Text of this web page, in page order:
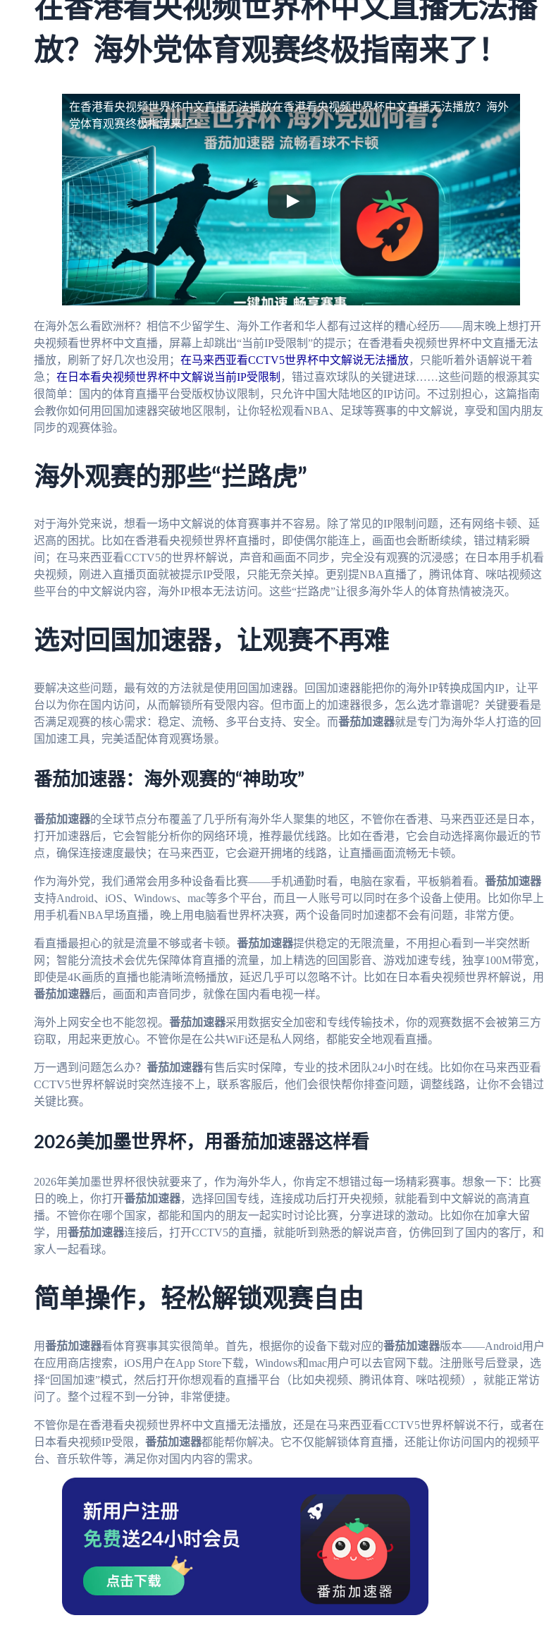
在香港看央视频世界杯中文直播无法播
放？海外党体育观赛终极指南来了！
在香港看央视频世界杯中文直播无法播放在香港看央视频世界杯中文直播无法播放？海外
党体育观赛终极指南来了！
在海外怎么看欧洲杯？相信不少留学生、海外工作者和华人都有过这样的糟心经历——周末晚上想打开
央视频看世界杯中文直播，屏幕上却跳出“当前IP受限制”的提示；在香港看央视频世界杯中文直播无法
播放，刷新了好几次也没用； 在马来西亚看CCTV5世界杯中文解说无法播放，只能听着外语解说干着
急； 在日本看央视频世界杯中文解说当前IP受限制 ，错过喜欢球队的关键进球……这些问题的根源其实
很简单：国内的体育直播平台受版权协议限制，只允许中国大陆地区的IP访问。不过别担心，这篇指南
会教你如何用回国加速器突破地区限制，让你轻松观看NBA、足球等赛事的中文解说，享受和国内朋友
同步的观赛体验。
海外观赛的那些“拦路虎”
对于海外党来说，想看一场中文解说的体育赛事并不容易。除了常见的IP限制问题，还有网络卡顿、延
迟高的困扰。比如在香港看央视频世界杯直播时，即使偶尔能连上，画面也会断断续续，错过精彩瞬
间；在马来西亚看CCTV5的世界杯解说，声音和画面不同步，完全没有观赛的沉浸感；在日本用手机看
央视频，刚进入直播页面就被提示IP受限，只能无奈关掉。更别提NBA直播了，腾讯体育、咪咕视频这
些平台的中文解说内容，海外IP根本无法访问。这些“拦路虎”让很多海外华人的体育热情被浇灭。
选对回国加速器，让观赛不再难
要解决这些问题，最有效的方法就是使用回国加速器。回国加速器能把你的海外IP转换成国内IP，让平
台以为你在国内访问，从而解锁所有受限内容。但市面上的加速器很多，怎么选才靠谱呢？关键要看是
否满足观赛的核心需求：稳定、流畅、多平台支持、安全。而番茄加速器就是专门为海外华人打造的回
国加速工具，完美适配体育观赛场景。
番茄加速器：海外观赛的“神助攻”
番茄加速器的全球节点分布覆盖了几乎所有海外华人聚集的地区，不管你在香港、马来西亚还是日本，
打开加速器后，它会智能分析你的网络环境，推荐最优线路。比如在香港，它会自动选择离你最近的节
点，确保连接速度最快；在马来西亚，它会避开拥堵的线路，让直播画面流畅无卡顿。
作为海外党，我们通常会用多种设备看比赛——手机通勤时看，电脑在家看，平板躺着看。 番茄加速器
支持Android、iOS、Windows、mac等多个平台，而且一人账号可以同时在多个设备上使用。比如你早上
用手机看NBA早场直播，晚上用电脑看世界杯决赛，两个设备同时加速都不会有问题，非常方便。
看直播最担心的就是流量不够或者卡顿。 番茄加速器提供稳定的无限流量，不用担心看到一半突然断
网；智能分流技术会优先保障体育直播的流量，加上精选的回国影音、游戏加速专线，独享100M带宽，
即使是4K画质的直播也能清晰流畅播放，延迟几乎可以忽略不计。比如在日本看央视频世界杯解说，用
番茄加速器后，画面和声音同步，就像在国内看电视一样。
海外上网安全也不能忽视。 番茄加速器采用数据安全加密和专线传输技术，你的观赛数据不会被第三方
窃取，用起来更放心。不管你是在公共WiFi还是私人网络，都能安全地观看直播。
万一遇到问题怎么办？ 番茄加速器有售后实时保障，专业的技术团队24小时在线。比如你在马来西亚看
CCTV5世界杯解说时突然连接不上，联系客服后，他们会很快帮你排查问题，调整线路，让你不会错过
关键比赛。
2026美加墨世界杯，用番茄加速器这样看
2026年美加墨世界杯很快就要来了，作为海外华人，你肯定不想错过每一场精彩赛事。想象一下：比赛
日的晚上，你打开番茄加速器，选择回国专线，连接成功后打开央视频，就能看到中文解说的高清直
播。不管你在哪个国家，都能和国内的朋友一起实时讨论比赛，分享进球的激动。比如你在加拿大留
学，用番茄加速器连接后，打开CCTV5的直播，就能听到熟悉的解说声音，仿佛回到了国内的客厅，和
家人一起看球。
简单操作，轻松解锁观赛自由
用番茄加速器看体育赛事其实很简单。首先，根据你的设备下载对应的番茄加速器版本——Android用户
在应用商店搜索，iOS用户在App Store下载，Windows和mac用户可以去官网下载。注册账号后登录，选
择“回国加速”模式，然后打开你想观看的直播平台（比如央视频、腾讯体育、咪咕视频），就能正常访
问了。整个过程不到一分钟，非常便捷。
不管你是在香港看央视频世界杯中文直播无法播放，还是在马来西亚看CCTV5世界杯解说不行，或者在
日本看央视频IP受限， 番茄加速器都能帮你解决。它不仅能解锁体育直播，还能让你访问国内的视频平
台、音乐软件等，满足你对国内内容的需求。